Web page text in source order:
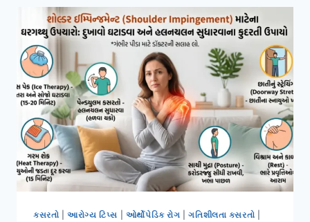
કસરતો |આરોગ્ય ટિપ્સ ઓર્થોપેડિક રોગ |ગતિશીલતા કસરતો